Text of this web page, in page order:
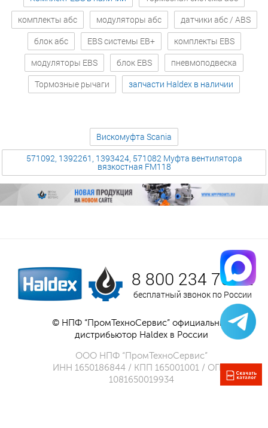
комплекты абс
модуляторы абс
датчики абс / ABS
блок абс
EBS системы EB+
комплекты EBS
модуляторы EBS
блок EBS
пневмоподвеска
Тормозные рычаги
запчасти Haldex в наличии
Вискомуфта Scania
571092, 1392261, 1393424, 571082 Муфта вентилятора
вязкостная FM118
8 800 234 75 52
бесплатный звонок по России
© НПФ “ПромТехноСервис” официальный
дистрибьютор Haldex в России
ООО НПФ “ПромТехноСервис”
ИНН 1650186844 / КПП 165001001 / ОГРН
1081650019934